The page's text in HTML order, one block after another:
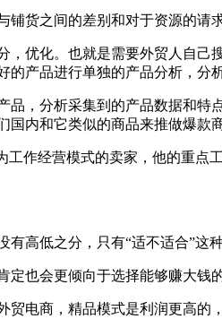
铺货之间的差别和对于资源的请求
，优化。也就是需要外贸人自己
的产品进行单独的产品分析，分
品，分析采集到的产品数据和
国内和它类似的商品来推做爆款商
工作经营模式的卖家，他的重点
有高低之分，只有“适不适合”这种
定也会更倾向于选择能够赚大钱
贸电商，精品模式是利润更高的